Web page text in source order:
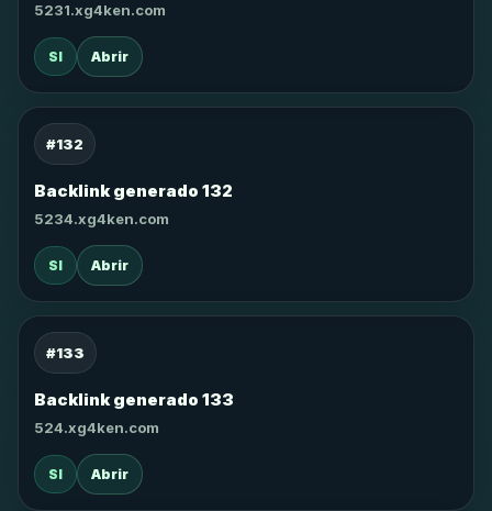
5231.xg4ken.com
SI Abrir
#132
Backlink generado 132
5234.xg4ken.com
SI Abrir
#133
Backlink generado 133
524.xg4ken.com
SI Abrir